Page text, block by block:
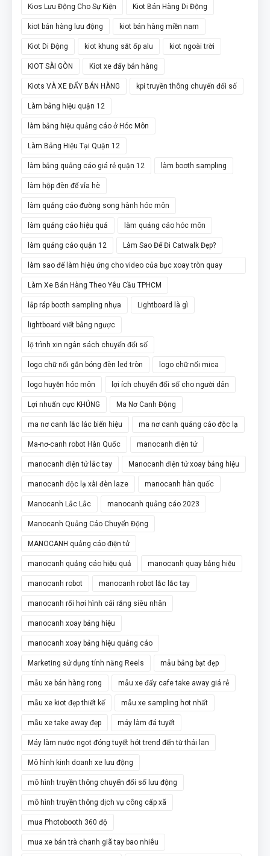
Kios Lưu Động Cho Sự Kiện Kiot Bán Hàng Di Động
kiot bán hàng lưu động kiot bán hàng miền nam
Kiot Di Động kiot khung sắt ốp alu kiot ngoài trời
KIOT SÀI GÒN Kiot xe đẩy bán hàng
Kiots VÀ XE ĐẨY BÁN HÀNG kpi truyền thông chuyển đổi số
Làm bảng hiệu quận 12
làm bảng hiệu quảng cáo ở Hóc Môn
Làm Bảng Hiệu Tại Quận 12
làm bảng quảng cáo giá rẻ quận 12 làm booth sampling
làm hộp đèn để vỉa hè
làm quảng cáo đường song hành hóc môn
làm quảng cáo hiệu quả làm quảng cáo hóc môn
làm quảng cáo quận 12 Làm Sao Để Đi Catwalk Đẹp?
làm sao để làm hiệu ứng cho video của bục xoay tròn quay
video 360
Làm Xe Bán Hàng Theo Yêu Cầu TPHCM
lắp ráp booth sampling nhựa Lightboard là gì
lightboard viết bảng ngược
lộ trình xin ngân sách chuyển đổi số
logo chữ nổi gắn bóng đèn led tròn logo chữ nổi mica
logo huyện hóc môn lợi ích chuyển đổi số cho người dân
Lợi nhuẩn cực KHỦNG Ma Nơ Canh Động
ma nơ canh lắc lác biển hiệu ma nơ canh quảng cáo độc lạ
Ma-nơ-canh robot Hàn Quốc manocanh điện tử
manocanh điện tử lắc tay Manocanh điện tử xoay bảng hiệu
manocanh độc lạ xài đèn laze manocanh hàn quốc
Manocanh Lắc Lắc manocanh quảng cáo 2023
Manocanh Quảng Cáo Chuyển Động
MANOCANH quảng cáo điện tử
manocanh quảng cáo hiệu quả manocanh quay bảng hiệu
manocanh robot manocanh robot lắc lắc tay
manocanh rối hơi hình cái răng siêu nhân
manocanh xoay bảng hiệu
manocanh xoay bảng hiệu quảng cáo
Marketing sử dụng tính năng Reels mẫu bảng bạt đẹp
mẫu xe bán hàng rong mẫu xe đẩy cafe take away giá rẻ
mẫu xe kiot đẹp thiết kế mẫu xe sampling hot nhất
mẫu xe take away đẹp máy làm đá tuyết
Máy làm nước ngọt đóng tuyết hót trend đến từ thái lan
Mô hình kinh doanh xe lưu động
mô hình truyền thông chuyển đổi số lưu động
mô hình truyền thông dịch vụ công cấp xã
mua Photobooth 360 độ
mua xe bán trà chanh giã tay bao nhiêu